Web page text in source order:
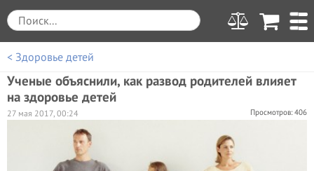
< Здоровье детей
Ученые объяснили, как развод родителей влияет
на здоровье детей
Просмотров: 406
27 мая 2017, 00:24